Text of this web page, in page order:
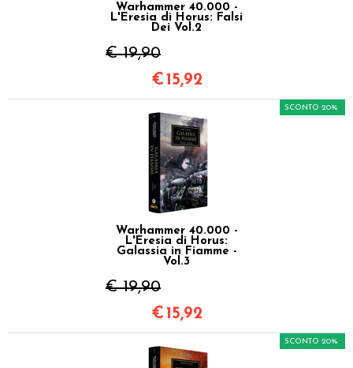
Warhammer 40.000 -
L'Eresia di Horus: Falsi
Dei Vol.2
€ 19,90
€ 15,92
Warhammer 40.000 -
L'Eresia di Horus:
Galassia in Fiamme -
Vol.3
€ 19,90
SCONTO 20%
€ 15,92
SCONTO 20%